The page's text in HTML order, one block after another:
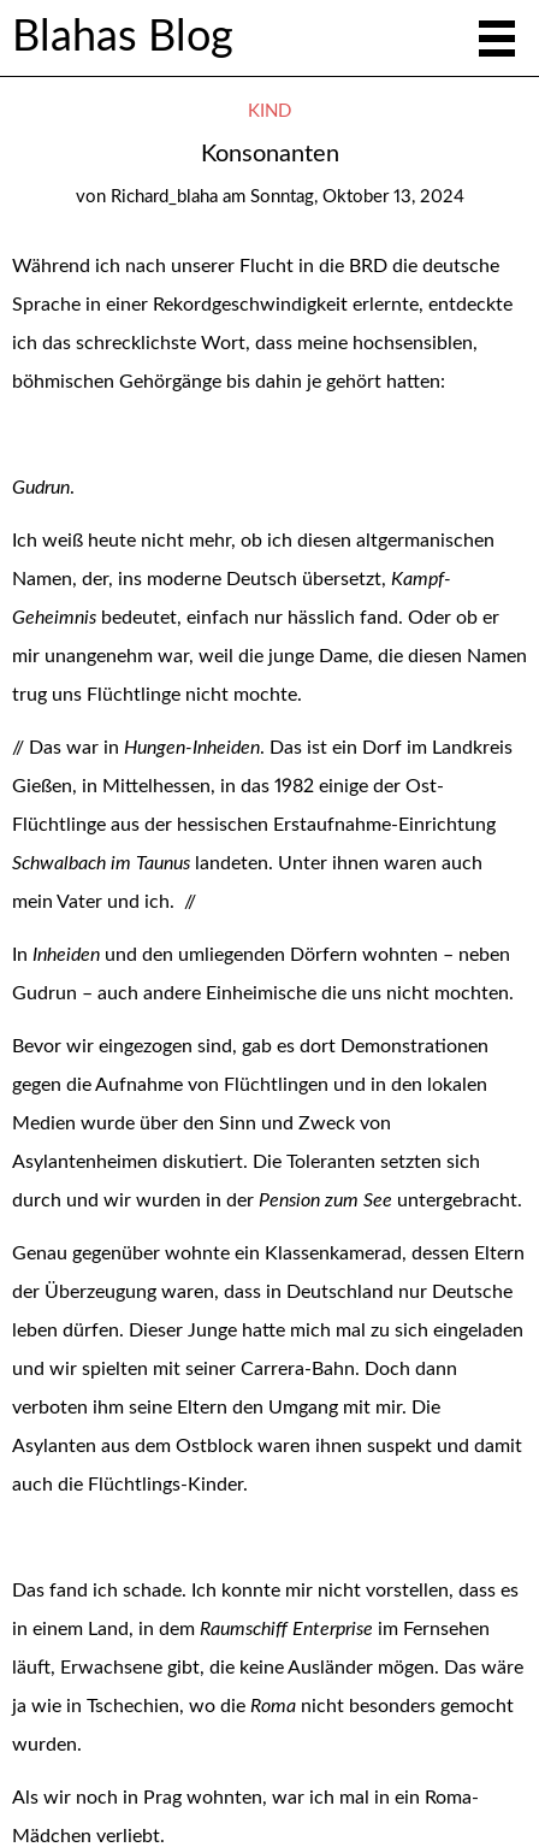
Blahas Blog
KIND
Konsonanten
von Richard_blaha am Sonntag, Oktober 13, 2024
Während ich nach unserer Flucht in die BRD die deutsche
Sprache in einer Rekordgeschwindigkeit erlernte, entdeckte
ich das schrecklichste Wort, dass meine hochsensiblen,
böhmischen Gehörgänge bis dahin je gehört hatten:
Gudrun.
Ich weiß heute nicht mehr, ob ich diesen altgermanischen
Namen, der, ins moderne Deutsch übersetzt, Kampf-
Geheimnis bedeutet, einfach nur hässlich fand. Oder ob er
mir unangenehm war, weil die junge Dame, die diesen Namen
trug uns Flüchtlinge nicht mochte.
// Das war in Hungen-Inheiden. Das ist ein Dorf im Landkreis
Gießen, in Mittelhessen, in das 1982 einige der Ost-
Flüchtlinge aus der hessischen Erstaufnahme-Einrichtung
Schwalbach im Taunus landeten. Unter ihnen waren auch
mein Vater und ich.
//
In Inheiden und den umliegenden Dörfern wohnten – neben
Gudrun – auch andere Einheimische die uns nicht mochten.
Bevor wir eingezogen sind, gab es dort Demonstrationen
gegen die Aufnahme von Flüchtlingen und in den lokalen
Medien wurde über den Sinn und Zweck von
Asylantenheimen diskutiert. Die Toleranten setzten sich
durch und wir wurden in der Pension zum See untergebracht.
Genau gegenüber wohnte ein Klassenkamerad, dessen Eltern
der Überzeugung waren, dass in Deutschland nur Deutsche
leben dürfen. Dieser Junge hatte mich mal zu sich eingeladen
und wir spielten mit seiner Carrera-Bahn. Doch dann
verboten ihm seine Eltern den Umgang mit mir. Die
Asylanten aus dem Ostblock waren ihnen suspekt und damit
auch die Flüchtlings-Kinder.
Das fand ich schade. Ich konnte mir nicht vorstellen, dass es
in einem Land, in dem Raumschiff Enterprise im Fernsehen
läuft, Erwachsene gibt, die keine Ausländer mögen. Das wäre
ja wie in Tschechien, wo die Roma nicht besonders gemocht
wurden.
Als wir noch in Prag wohnten, war ich mal in ein Roma-
Mädchen verliebt.